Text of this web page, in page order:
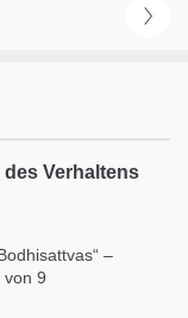
Verhaltens
–
von 9